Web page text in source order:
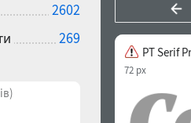
2602
269
PT Serif
72 px